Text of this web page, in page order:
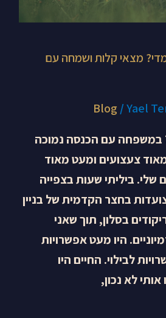
מצאי קלות ושמחה עם
Blog /Yael
גדלתי בשנות ה-70 במשפחה עם הכנסה נמוכה
צעצועים ומעט מאוד
ביליתי שעות בצפייה
בחצר הקדמית של בניין
בסלון, תוך שאני
היו מעט אפשרויות
לבילוי. החיים היו
לא נכון,